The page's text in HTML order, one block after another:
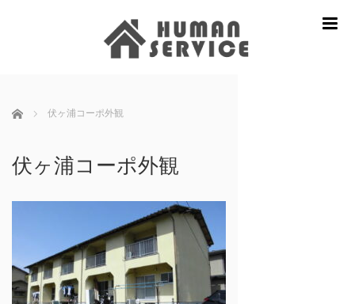
ホーム 伏ヶ浦コーポ外観
伏ヶ浦コーポ外観